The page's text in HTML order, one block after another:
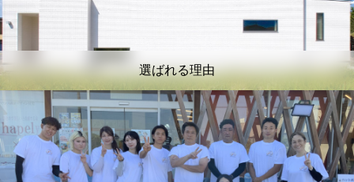
選ばれる理由